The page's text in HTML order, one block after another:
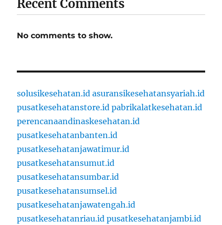
Recent Comments
No comments to show.
solusikesehatan.id asuransikesehatansyariah.id
pusatkesehatanstore.id pabrikalatkesehatan.id
perencanaandinaskesehatan.id
pusatkesehatanbanten.id
pusatkesehatanjawatimur.id
pusatkesehatansumut.id
pusatkesehatansumbar.id
pusatkesehatansumsel.id
pusatkesehatanjawatengah.id
pusatkesehatanriau.id pusatkesehatanjambi.id